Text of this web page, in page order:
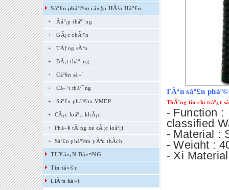
Sáº£n pháº©m cá»§a HÃ²a Háº£o
+ Äáº¡p tháº¯ng
+GÃ¡c chÃ¢n
+TÄƒng sÃªn
+BÃ¡t tháº¯ng
+Cáº§n sá»‘
+Cá»‘t tháº¯ng
+Sáº£n pháº©m VMEP
+ CÃ¡c loáº¡i khÃ¡c
+ Phá»¥ tÃ¹ng xe cÃ¡c loáº¡i
+ Sáº£n pháº©m yÃªu thÃ­ch
TUYá»‚N Dá»¤NG
Tin tá»©c
LiÃªn há»‡
TÃªn sáº£n
ThÃ´ng tin chi tiáº¿t
- Function
classified
- Material :
- Weight :
- Xi